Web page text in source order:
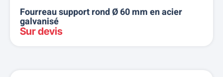
Fourreau support rond Ø 60 mm en acier
galvanisé
Sur devis